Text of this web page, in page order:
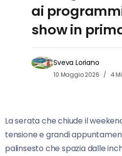
ai
show in
Sveva Loriano
10 Maggio 2026 4
La serata che chiude il
tensione e grandi
palinsesto che spazia dalle